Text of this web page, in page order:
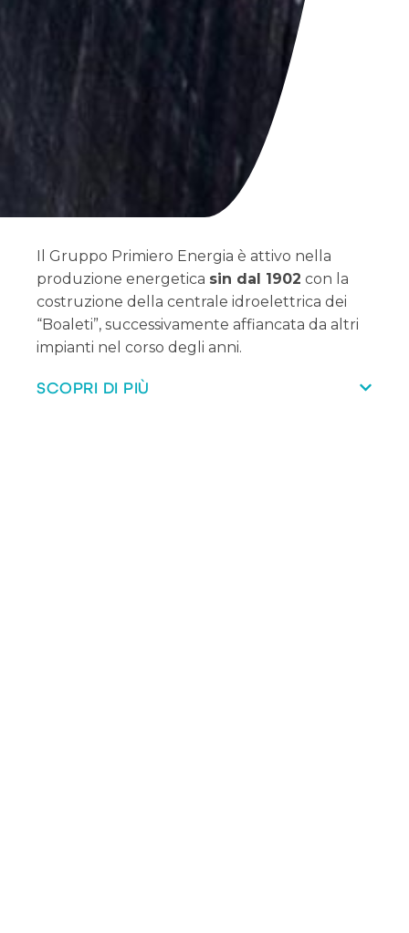
Il Gruppo Primiero Energia è attivo nella
produzione energetica sin dal 1902 con la
costruzione della centrale idroelettrica dei
“Boaleti”, successivamente affiancata da altri
impianti nel corso degli anni.
SCOPRI DI PIÙ